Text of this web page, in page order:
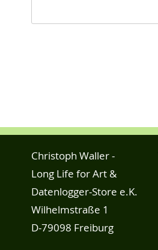
Christoph Waller -
Long Life for Art &
Datenlogger-Store e.K.
Wilhelmstraße 1
D-79098 Freiburg